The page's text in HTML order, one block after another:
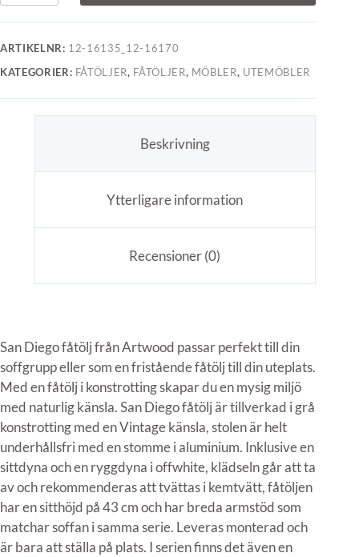
ARTIKELNR: 12-16135_12-16170
KATEGORIER: FÅTÖLJER, FÅTÖLJER, MÖBLER, UTEMÖBLER
Beskrivning
Ytterligare information
Recensioner (0)
San Diego fåtölj från Artwood passar perfekt till din
soffgrupp eller som en fristående fåtölj till din uteplats.
Med en fåtölj i konstrotting skapar du en mysig miljö
med naturlig känsla. San Diego fåtölj är tillverkad i grå
konstrotting med en Vintage känsla, stolen är helt
underhållsfri med en stomme i aluminium. Inklusive en
sittdyna och en ryggdyna i offwhite, klädseln går att ta
av och rekommenderas att tvättas i kemtvätt, fåtöljen
har en sitthöjd på 43 cm och har breda armstöd som
matchar soffan i samma serie. Leveras monterad och
är bara att ställa på plats. I serien finns det även en